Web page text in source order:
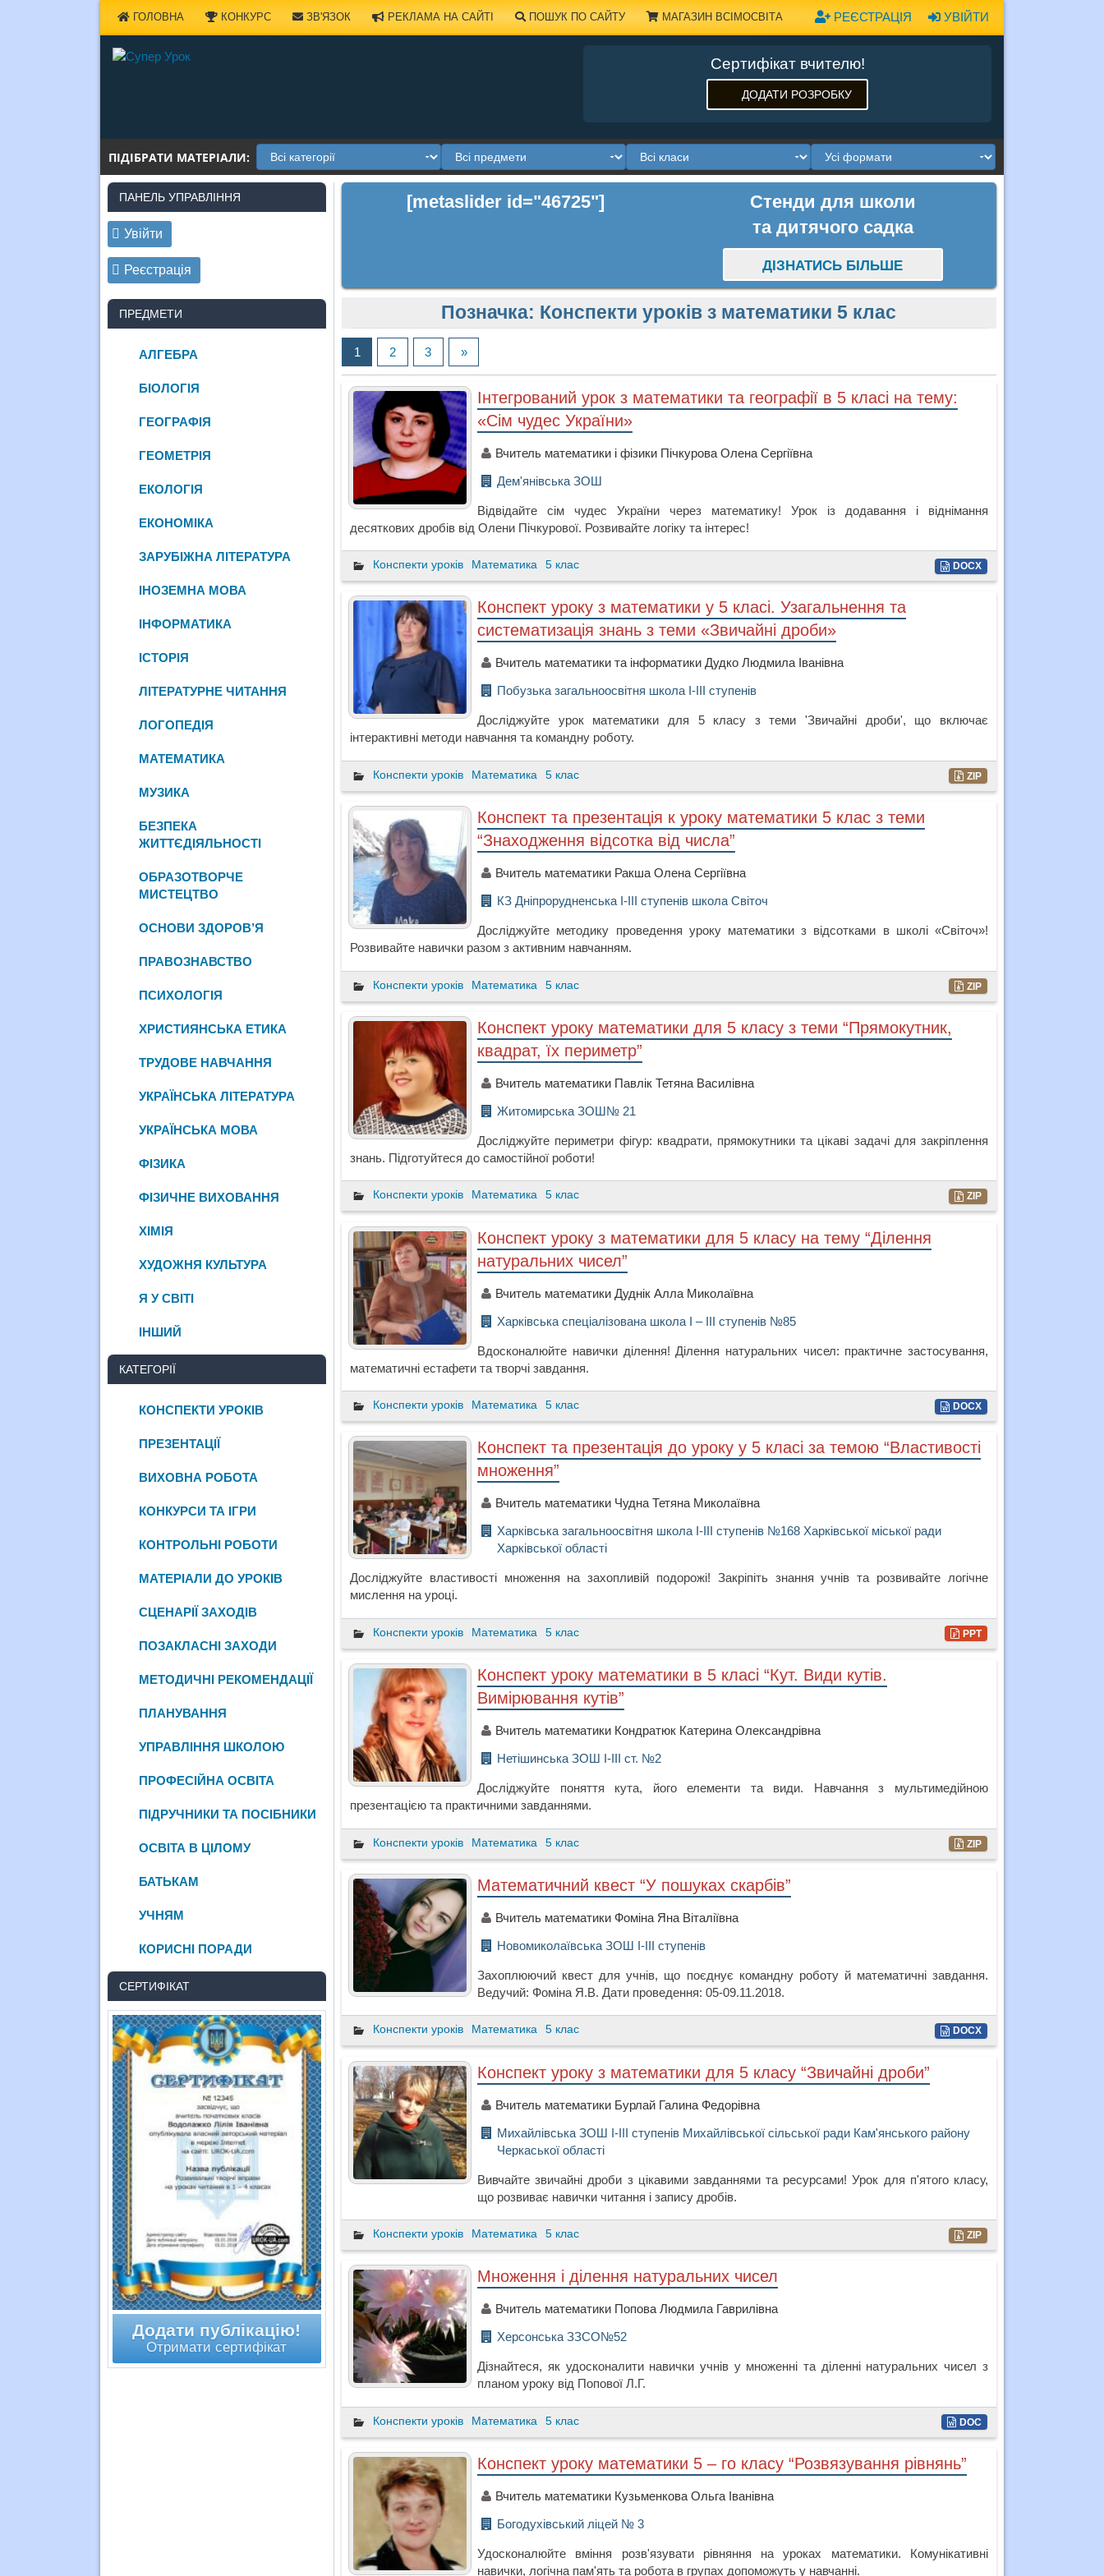
УВІЙТИ
РЕЄСТРАЦІЯ
ГОЛОВНА КОНКУРС ЗВ'ЯЗОК РЕКЛАМА НА САЙТІ ПОШУК ПО САЙТУ МАГАЗИН ВСІМОСВІТА
Сертифікат вчителю!
ДОДАТИ РОЗРОБКУ
ПІДІБРАТИ МАТЕРІАЛИ:
[metaslider id="46725"]
Стенди для школи
та дитячого садка
ДІЗНАТИСЬ БІЛЬШЕ
Позначка: Конспекти уроків з математики 5 клас
1 2 3 »
Інтегрований урок з математики та географії в 5 класі на тему:
«Сім чудес України»
Вчитель математики і фізики Пічкурова Олена Сергіївна
Дем'янівська ЗОШ
Відвідайте сім чудес України через математику! Урок із додавання і віднімання
десяткових дробів від Олени Пічкурової. Розвивайте логіку та інтерес!
Конспекти уроків Математика 5 клас DOCX
Конспект уроку з математики у 5 класі. Узагальнення та
систематизація знань з теми «Звичайні дроби»
Вчитель математики та інформатики Дудко Людмила Іванівна
Побузька загальноосвітня школа І-ІІІ ступенів
Досліджуйте урок математики для 5 класу з теми 'Звичайні дроби', що включає
інтерактивні методи навчання та командну роботу.
Конспекти уроків Математика 5 клас ZIP
Конспект та презентація к уроку математики 5 клас з теми
“Знаходження відсотка від числа”
Вчитель математики Ракша Олена Сергіївна
КЗ Дніпрорудненська І-ІІІ ступенів школа Світоч
Досліджуйте методику проведення уроку математики з відсотками в школі «Світоч»!
Розвивайте навички разом з активним навчанням.
Конспекти уроків Математика 5 клас ZIP
Конспект уроку математики для 5 класу з теми “Прямокутник,
квадрат, їх периметр”
Вчитель математики Павлік Тетяна Василівна
Житомирська ЗОШ№ 21
Досліджуйте периметри фігур: квадрати, прямокутники та цікаві задачі для закріплення
знань. Підготуйтеся до самостійної роботи!
Конспекти уроків Математика 5 клас ZIP
Конспект уроку з математики для 5 класу на тему “Ділення
натуральних чисел”
Вчитель математики Дуднік Алла Миколаївна
Харківська спеціалізована школа І – ІІІ ступенів №85
Вдосконалюйте навички ділення! Ділення натуральних чисел: практичне застосування,
математичні естафети та творчі завдання.
Конспекти уроків Математика 5 клас DOCX
Конспект та презентація до уроку у 5 класі за темою “Властивості
множення”
Вчитель математики Чудна Тетяна Миколаївна
Харківська загальноосвітня школа І-ІІІ ступенів №168 Харківської міської ради
Харківської області
Досліджуйте властивості множення на захопливій подорожі! Закріпіть знання учнів та розвивайте логічне
мислення на уроці.
Конспекти уроків Математика 5 клас PPT
Конспект уроку математики в 5 класі “Кут. Види кутів.
Вимірювання кутів”
Вчитель математики Кондратюк Катерина Олександрівна
Нетішинська ЗОШ І-ІІІ ст. №2
Досліджуйте поняття кута, його елементи та види. Навчання з мультимедійною
презентацією та практичними завданнями.
Конспекти уроків Математика 5 клас ZIP
Математичний квест “У пошуках скарбів”
Вчитель математики Фоміна Яна Віталіївна
Новомиколаївська ЗОШ I-III ступенів
Захоплюючий квест для учнів, що поєднує командну роботу й математичні завдання.
Ведучий: Фоміна Я.В. Дати проведення: 05-09.11.2018.
Конспекти уроків Математика 5 клас DOCX
Конспект уроку з математики для 5 класу “Звичайні дроби”
Вчитель математики Бурлай Галина Федорівна
Михайлівська ЗОШ І-ІІІ ступенів Михайлівської сільської ради Кам'янського району
Черкаської області
Вивчайте звичайні дроби з цікавими завданнями та ресурсами! Урок для п'ятого класу,
що розвиває навички читання і запису дробів.
Конспекти уроків Математика 5 клас ZIP
Множення і ділення натуральних чисел
Вчитель математики Попова Людмила Гаврилівна
Херсонська ЗЗСО№52
Дізнайтеся, як удосконалити навички учнів у множенні та діленні натуральних чисел з
планом уроку від Попової Л.Г.
Конспекти уроків Математика 5 клас DOC
Конспект уроку математики 5 – го класу “Розвязування рівнянь”
Вчитель математики Кузьменкова Ольга Іванівна
Богодухівський ліцей № 3
Удосконалюйте вміння розв'язувати рівняння на уроках математики. Комунікативні
навички, логічна пам'ять та робота в групах допоможуть у навчанні.
ПАНЕЛЬ УПРАВЛІННЯ
Увійти
Реєстрація
ПРЕДМЕТИ
АЛГЕБРА
БІОЛОГІЯ
ГЕОГРАФІЯ
ГЕОМЕТРІЯ
ЕКОЛОГІЯ
ЕКОНОМІКА
ЗАРУБІЖНА ЛІТЕРАТУРА
ІНОЗЕМНА МОВА
ІНФОРМАТИКА
ІСТОРІЯ
ЛІТЕРАТУРНЕ ЧИТАННЯ
ЛОГОПЕДІЯ
МАТЕМАТИКА
МУЗИКА
БЕЗПЕКА
ЖИТТЄДІЯЛЬНОСТІ
ОБРАЗОТВОРЧЕ
МИСТЕЦТВО
ОСНОВИ ЗДОРОВ’Я
ПРАВОЗНАВСТВО
ПСИХОЛОГІЯ
ХРИСТИЯНСЬКА ЕТИКА
ТРУДОВЕ НАВЧАННЯ
УКРАЇНСЬКА ЛІТЕРАТУРА
УКРАЇНСЬКА МОВА
ФІЗИКА
ФІЗИЧНЕ ВИХОВАННЯ
ХІМІЯ
ХУДОЖНЯ КУЛЬТУРА
Я У СВІТІ
ІНШИЙ
КАТЕГОРІЇ
КОНСПЕКТИ УРОКІВ
ПРЕЗЕНТАЦІЇ
ВИХОВНА РОБОТА
КОНКУРСИ ТА ІГРИ
КОНТРОЛЬНІ РОБОТИ
МАТЕРІАЛИ ДО УРОКІВ
СЦЕНАРІЇ ЗАХОДІВ
ПОЗАКЛАСНІ ЗАХОДИ
МЕТОДИЧНІ РЕКОМЕНДАЦІЇ
ПЛАНУВАННЯ
УПРАВЛІННЯ ШКОЛОЮ
ПРОФЕСІЙНА ОСВІТА
ПІДРУЧНИКИ ТА ПОСІБНИКИ
ОСВІТА В ЦІЛОМУ
БАТЬКАМ
УЧНЯМ
КОРИСНІ ПОРАДИ
СЕРТИФІКАТ
Додати публікацію!
Отримати сертифікат